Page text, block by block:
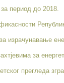
период до 2018.
израчунавање
за
прегледа